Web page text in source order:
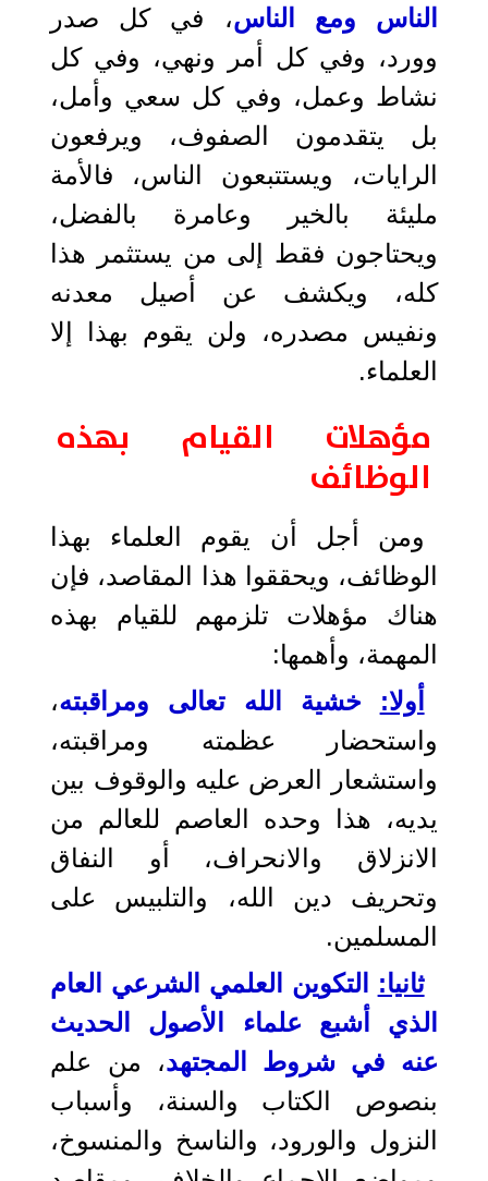
الناس ومع الناس، في كل صدر
وورد، وفي كل أمر ونهي، وفي كل
نشاط وعمل، وفي كل سعي وأمل،
بل يتقدمون الصفوف، ويرفعون
الرايات، ويستتبعون الناس، فالأمة
مليئة بالخير وعامرة بالفضل،
ويحتاجون فقط إلى من يستثمر هذا
كله، ويكشف عن أصيل معدنه
ونفيس مصدره، ولن يقوم بهذا إلا
العلماء.
مؤهلات القيام بهذه
الوظائف
ومن أجل أن يقوم العلماء بهذا
الوظائف، ويحققوا هذا المقاصد، فإن
هناك مؤهلات تلزمهم للقيام بهذه
المهمة، وأهمها:
أولا: خشية الله تعالى ومراقبته،
واستحضار عظمته ومراقبته،
واستشعار العرض عليه والوقوف بين
يديه، هذا وحده العاصم للعالم من
الانزلاق والانحراف، أو النفاق
وتحريف دين الله، والتلبيس على
المسلمين.
ثانيا: التكوين العلمي الشرعي العام
الذي أشبع علماء الأصول الحديث
عنه في شروط المجتهد، من علم
بنصوص الكتاب والسنة، وأسباب
النزول والورود، والناسخ والمنسوخ،